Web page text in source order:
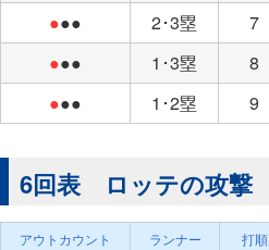
●●● 2･3塁 7
●●● 1･3塁 8
●●● 1･2塁 9
6回表 ロッテの攻撃
アウトカウント ランナー 打順